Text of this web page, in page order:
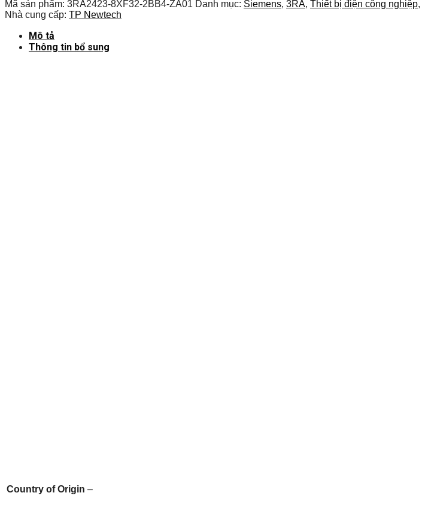
Mã sản phẩm: 3RA2423-8XF32-2BB4-ZA01 Danh mục: Siemens, 3RA, Thiết bị điện công nghiệp,
Nhà cung cấp: TP Newtech
Mô tả
Thông tin bổ sung
Country of Origin –